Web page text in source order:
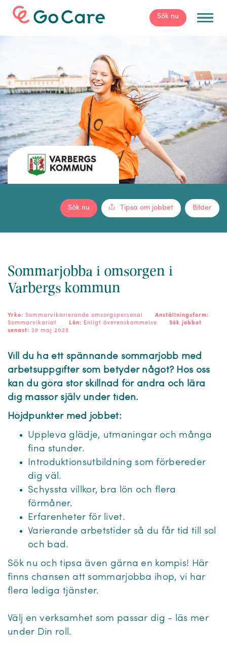
För arbetsgivare Sök nu
Bilder
Tipsa om jobbet
Sök nu
Sommarjobba i omsorgen i
Varbergs kommun
Yrke: Sommarvikarierande omsorgspersonal
Anställningsform:
Sommarvikariat
Lön: Enligt överenskommelse
Sök jobbet
senast: 29 maj 2025
Vill du ha ett spännande sommarjobb med
arbetsuppgifter som betyder något? Hos oss
kan du göra stor skillnad för andra och lära
dig massor själv under tiden.
Höjdpunkter med jobbet:
Uppleva glädje, utmaningar och många
fina stunder.
Introduktionsutbildning som förbereder
dig väl.
Schyssta villkor, bra lön och flera
förmåner.
Erfarenheter för livet.
Varierande arbetstider så du får tid till sol
och bad.
Sök nu och tipsa även gärna en kompis! Här
finns chansen att sommarjobba ihop, vi har
flera lediga tjänster.
Välj en verksamhet som passar dig - läs mer
under Din roll.